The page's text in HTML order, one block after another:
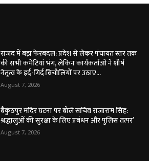
राजद में बड़ा फेरबदल: प्रदेश से लेकर पंचायत स्तर तक
की सभी कमेटियां भंग, लेकिन कार्यकर्ताओं ने शीर्ष
नेतृत्व के इर्द-गिर्द बिचौलियों पर उठाए...
August 7, 2026
बैकुंठपुर मंदिर घटना पर बोले सचिव राजाराम सिंह:
श्रद्धालुओं की सुरक्षा के लिए प्रबंधन और पुलिस तत्पर’
August 7, 2026